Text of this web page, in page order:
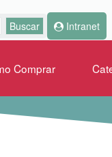
Intranet
Comprar